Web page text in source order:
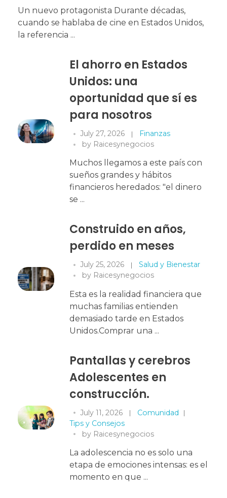
Un nuevo protagonista Durante décadas,
cuando se hablaba de cine en Estados Unidos,
la referencia ...
El ahorro en Estados
Unidos: una
oportunidad que sí es
para nosotros
July 27, 2026
Finanzas
by Raicesynegocios
Muchos llegamos a este país con
sueños grandes y hábitos
financieros heredados: "el dinero
se ...
Construido en años,
perdido en meses
July 25, 2026
Salud y Bienestar
by Raicesynegocios
Esta es la realidad financiera que
muchas familias entienden
demasiado tarde en Estados
Unidos.Comprar una ...
Pantallas y cerebros
Adolescentes en
construcción.
July 11, 2026
Comunidad
Tips y Consejos
by Raicesynegocios
La adolescencia no es solo una
etapa de emociones intensas: es el
momento en que ...